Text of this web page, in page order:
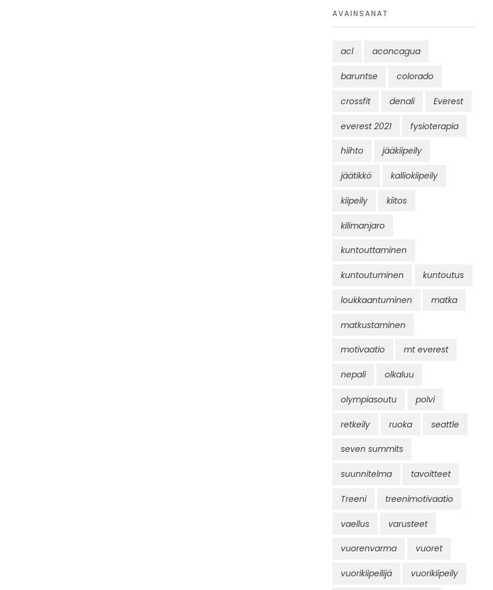
AVAINSANAT
acl aconcagua
baruntse colorado
crossfit denali Everest
everest 2021 fysioterapia
hiihto jääkiipeily
jäätikkö kalliokiipeily
kiipeily kiitos
kilimanjaro
kuntouttaminen
kuntoutuminen kuntoutus
loukkaantuminen matka
matkustaminen
motivaatio mt everest
nepali olkaluu
olympiasoutu polvi
retkeily ruoka seattle
seven summits
suunnitelma tavoitteet
Treeni treenimotivaatio
vaellus varusteet
vuorenvarma vuoret
vuorikiipeilijä vuorikiipeily